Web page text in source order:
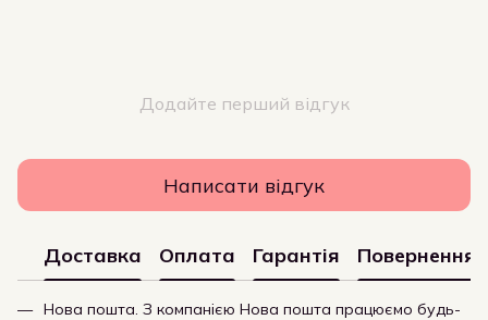
Додайте перший відгук
Написати відгук
Доставка Оплата Гарантія Повернення
Нова пошта. З компанією Нова пошта працюємо будь-